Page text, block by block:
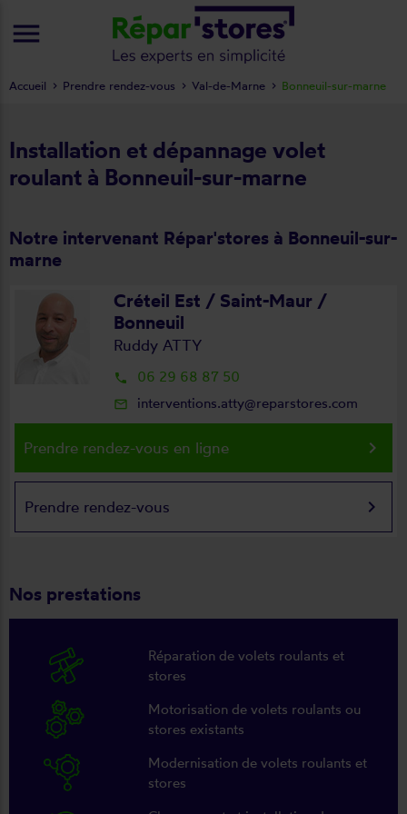
Installation et dépannage volet
roulant à Bonneuil-sur-marne
Notre intervenant Répar'stores à Bonneuil-sur-
marne
Créteil Est / Saint-Maur /
Bonneuil
Ruddy ATTY
local_phone 06 29 68 87 50
mail_outline interventions.atty@reparstores.com
Prendre rendez-vous en ligne keyboard_arrow_right
Prendre rendez-vous keyboard_arrow_right
Nos prestations
Réparation de volets roulants et
stores
Motorisation de volets roulants ou
stores existants
Modernisation de volets roulants et
stores
Accueil Prendre rendez-vous Val-de-Marne Bonneuil-sur-marne
menu